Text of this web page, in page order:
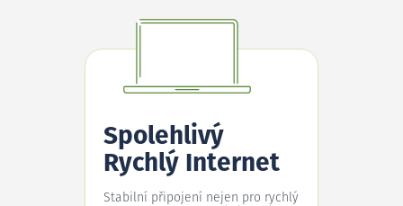
Spolehlivý
Rychlý Internet
Stabilní připojení nejen pro rychlý